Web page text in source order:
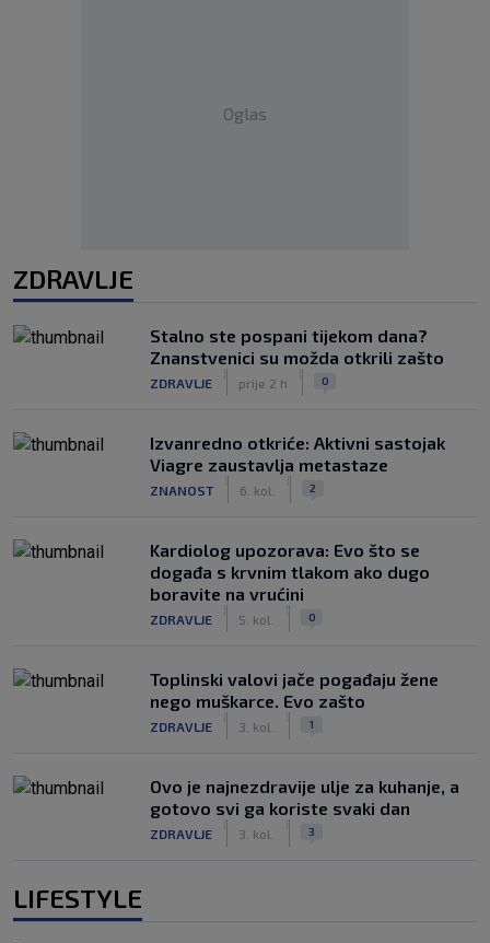
Oglas
ZDRAVLJE
Stalno ste pospani tijekom dana?
Znanstvenici su možda otkrili zašto
ZDRAVLJE prije 2 h 0
Izvanredno otkriće: Aktivni sastojak
Viagre zaustavlja metastaze
ZNANOST 6. kol. 2
Kardiolog upozorava: Evo što se
događa s krvnim tlakom ako dugo
boravite na vrućini
ZDRAVLJE 5. kol. 0
Toplinski valovi jače pogađaju žene
nego muškarce. Evo zašto
ZDRAVLJE 3. kol. 1
Ovo je najnezdravije ulje za kuhanje, a
gotovo svi ga koriste svaki dan
ZDRAVLJE 3. kol. 3
LIFESTYLE